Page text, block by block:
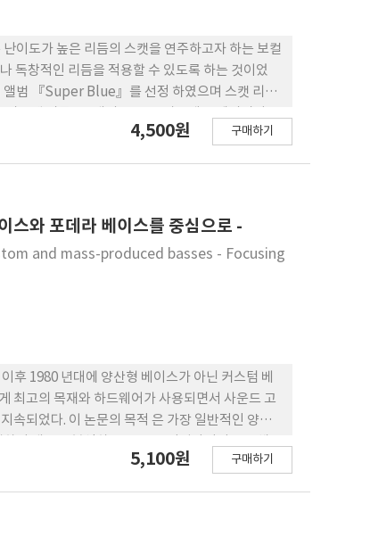
이도가 높은 리듬의 스캣을 연주하고자 하는 보컬
독창적인 리듬을 적용할 수 있도록 하는 것이었
앨범 『Super Blue』를 선정 하였으며 스캣 리듬
링의 변칙리듬이 만들어지는 방법에 중요한 공통
4,500원 구매하기
스와 포데라 베이스를 중심으로 -
and mass-produced basses - Focusing
후 1980 년대에 양산형 베이스가 아닌 커스텀 베
최고의 목재와 하드웨어가 사용되면서 사운드 고
속되었다. 이 논문의 목적 은 가장 일반적인 양산
도 고가의 커스텀 베이스의 소리를 재현하고자 하
음역대와 중음역대, 고음 역대에서 양산형 베이스
5,100원 구매하기